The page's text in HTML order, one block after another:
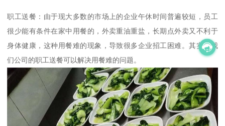
职工送餐：由于现大多数的市场上的企业午休时间普遍较短，员工
很少能有条件在家中用餐的，外卖重油重盐，长期点外卖又不利于
身体健康，这种用餐难的现象，导致很多企业招工困难。其实，我
们公司的职工送餐可以解决用餐难的问题。